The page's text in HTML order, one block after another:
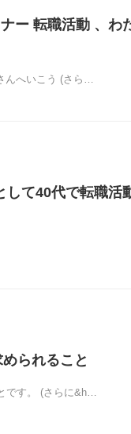
ー 転職活動 、わ
んへいこう (さら…
て40代で転職活
られること
です。 (さらに&h…